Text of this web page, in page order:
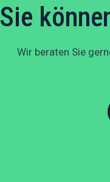
Sie
Wir beraten Sie